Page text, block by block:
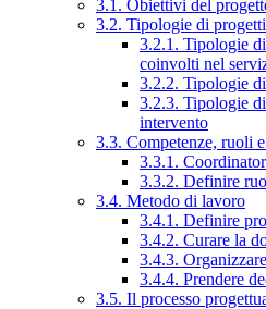
3.1. Obiettivi del
3.2. Tipologie di progetti
3.2.1. Tipologie
coinvolti nel
3.2.2. Tipologie
3.2.3. Tipologie
intervento
3.3. Competenze, ruoli
3.3.1.
3.3.2. Definire
3.4. Metodo di lavoro
3.4.1. Definire
3.4.2. Curare la
3.4.3.
3.4.4. Prendere
3.5. Il processo